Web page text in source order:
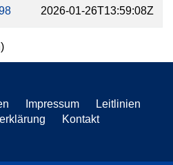
2026-01-26T13:59:08Z
Impressum
Leitlinien
Kontakt